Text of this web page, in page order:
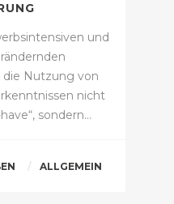
und
die Nutzung von
nicht
sondern…
ALLGEMEIN